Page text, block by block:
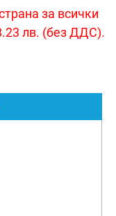
за всички
лв. (без ДДС).